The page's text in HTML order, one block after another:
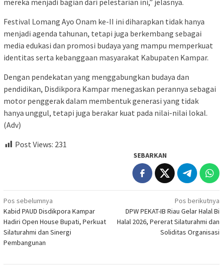
mereka menjadi bagian dari pelestarian ini,” jelasnya.
Festival Lomang Ayo Onam ke-II ini diharapkan tidak hanya
menjadi agenda tahunan, tetapi juga berkembang sebagai
media edukasi dan promosi budaya yang mampu memperkuat
identitas serta kebanggaan masyarakat Kabupaten Kampar.
Dengan pendekatan yang menggabungkan budaya dan
pendidikan, Disdikpora Kampar menegaskan perannya sebagai
motor penggerak dalam membentuk generasi yang tidak
hanya unggul, tetapi juga berakar kuat pada nilai-nilai lokal.
(Adv)
Post Views: 231
SEBARKAN
Navigasi
pos
Pos sebelumnya
Kabid PAUD Disdikpora Kampar
Hadiri Open House Bupati, Perkuat
Silaturahmi dan Sinergi
Pembangunan
Pos berikutnya
DPW PEKAT-IB Riau Gelar Halal Bi
Halal 2026, Pererat Silaturahmi dan
Soliditas Organisasi